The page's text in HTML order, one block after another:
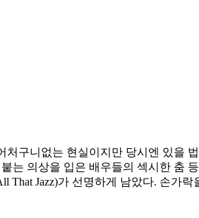
구니없는 현실이지만 당시엔 있을
는 의상을 입은 배우들의 섹시한 춤
Jazz)가 선명하게 남았다. 손가